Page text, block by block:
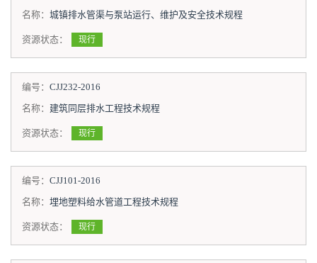
名称： 城镇排水管渠与泵站运行、维护及安全技术规程
资源状态： 现行
编号： CJJ232-2016
名称： 建筑同层排水工程技术规程
资源状态： 现行
编号： CJJ101-2016
名称： 埋地塑料给水管道工程技术规程
资源状态： 现行